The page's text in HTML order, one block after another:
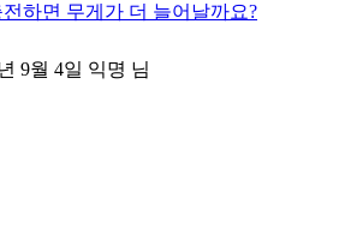
하면 무게가 더 늘어날까요?
9월 4일 익명 님